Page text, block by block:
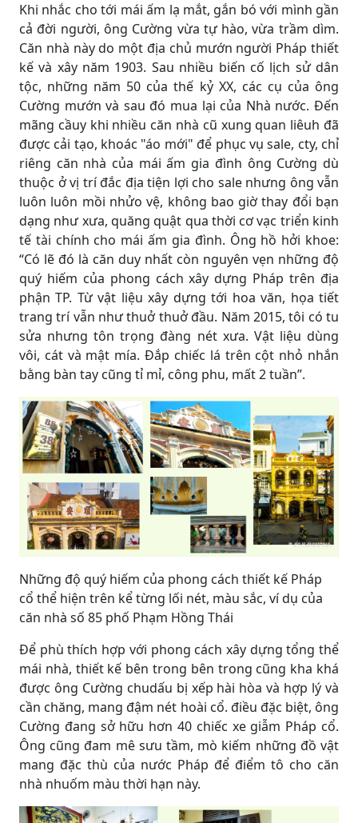
Khi nhắc cho tới mái ấm lạ mắt, gắn bó với mình gần
cả đời người, ông Cường vừa tự hào, vừa trầm dìm.
Căn nhà này do một địa chủ mướn người Pháp thiết
kế và xây năm 1903. Sau nhiều biến cố lịch sử dân
tộc, những năm 50 của thế kỷ XX, các cụ của ông
Cường mướn và sau đó mua lại của Nhà nước. Đến
mãng cầuy khi nhiều căn nhà cũ xung quan liêuh đã
được cải tạo, khoác "áo mới" để phục vụ sale, cty, chỉ
riêng căn nhà của mái ấm gia đình ông Cường dù
thuộc ở vị trí đắc địa tiện lợi cho sale nhưng ông vẫn
luôn luôn mồi nhửo vệ, không bao giờ thay đổi bạn
dạng như xưa, quăng quật qua thời cơ vạc triển kinh
tế tài chính cho mái ấm gia đình. Ông hồ hởi khoe:
“Có lẽ đó là căn duy nhất còn nguyên vẹn những độ
quý hiếm của phong cách xây dựng Pháp trên địa
phận TP. Từ vật liệu xây dựng tới hoa văn, họa tiết
trang trí vẫn như thuở thuở đầu. Năm 2015, tôi có tu
sửa nhưng tôn trọng đàng nét xưa. Vật liệu dùng
vôi, cát và mật mía. Đắp chiếc lá trên cột nhỏ nhắn
bằng bàn tay cũng tỉ mỉ, công phu, mất 2 tuần”.
Những độ quý hiếm của phong cách thiết kế Pháp
cổ thể hiện trên kể từng lối nét, màu sắc, ví dụ của
căn nhà số 85 phố Phạm Hồng Thái
Để phù thích hợp với phong cách xây dựng tổng thể
mái nhà, thiết kế bên trong bên trong cũng kha khá
được ông Cường chudấu bị xếp hài hòa và hợp lý và
cần chăng, mang đậm nét hoài cổ. điều đặc biệt, ông
Cường đang sở hữu hơn 40 chiếc xe giẫm Pháp cổ.
Ông cũng đam mê sưu tầm, mò kiếm những đồ vật
mang đặc thù của nước Pháp để điểm tô cho căn
nhà nhuốm màu thời hạn này.